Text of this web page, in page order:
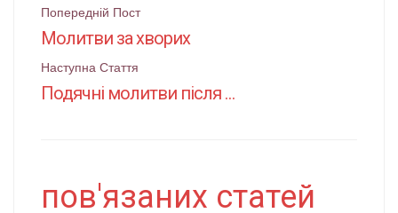
Поштова
навігація
Попередній Пост
Молитви за хворих
Наступна Стаття
Подячні молитви після Святого Причастя
пов'язаних статей